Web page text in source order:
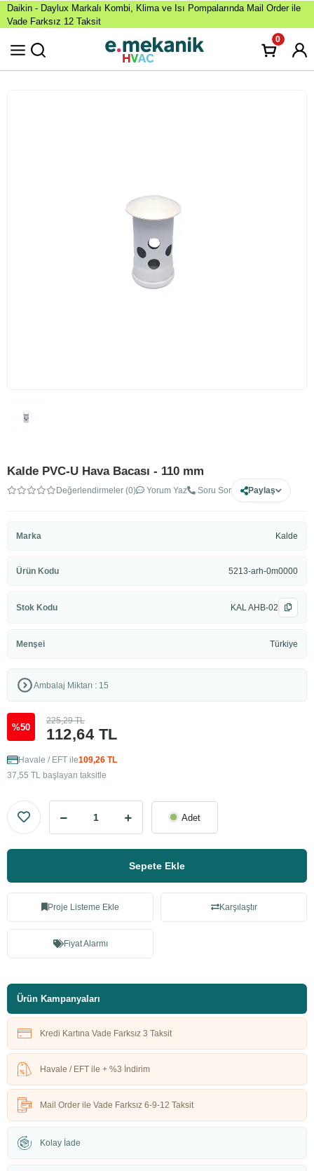
Daikin - Daylux Markalı Kombi, Klima ve Isı Pompalarında Mail Order ile
Vade Farksız 12 Taksit
0
Kalde PVC-U Hava Bacası - 110 mm
Değerlendirmeler (0) Yorum Yaz Soru Sor Paylaş
Marka Kalde
Ürün Kodu 5213-arh-0m0000
Stok Kodu KAL AHB-02
Menşei Türkiye
Ambalaj Miktarı : 15
%50 112,64 TL
225,29 TL
Havale / EFT ile109,26 TL
37,55 TL başlayan taksitle
Adet
Sepete Ekle
Proje Listeme Ekle Karşılaştır
Fiyat Alarmı
Ürün Kampanyaları
Kredi Kartına Vade Farksız 3 Taksit
Havale / EFT ile + %3 İndirim
Mail Order ile Vade Farksız 6-9-12 Taksit
Kolay İade